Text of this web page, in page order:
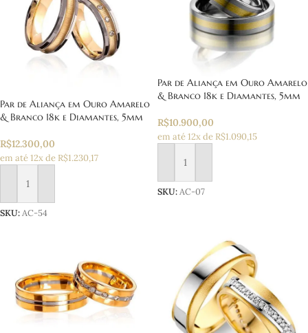
Par de Aliança em Ouro Amarelo
& Branco 18k e Diamantes, 5mm
R$12.300,00
em até 12x de R$1.230,17
Adicionar ao carrinho
SKU:AC-54
Par de Aliança em Ouro Amarelo
& Branco 18k e Diamantes, 5mm
R$10.900,00
em até 12x de R$1.090,15
Adicionar ao carrinho
SKU:AC-07